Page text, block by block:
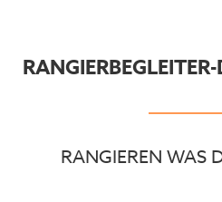
RANGIEREN WAS